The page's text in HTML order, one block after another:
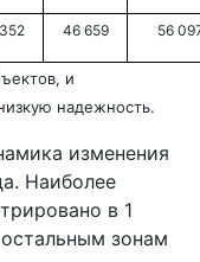
46 659 56
и
надежность.
изменения
Наиболее
в 1
зонам